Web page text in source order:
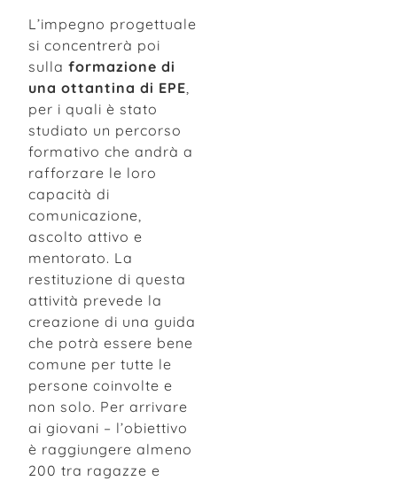
L’impegno progettuale
si concentrerà poi
sulla formazione di
una ottantina di EPE,
per i quali è stato
studiato un percorso
formativo che andrà a
rafforzare le loro
capacità di
comunicazione,
ascolto attivo e
mentorato. La
restituzione di questa
attività prevede la
creazione di una guida
che potrà essere bene
comune per tutte le
persone coinvolte e
non solo. Per arrivare
ai giovani – l’obiettivo
è raggiungere almeno
200 tra ragazze e